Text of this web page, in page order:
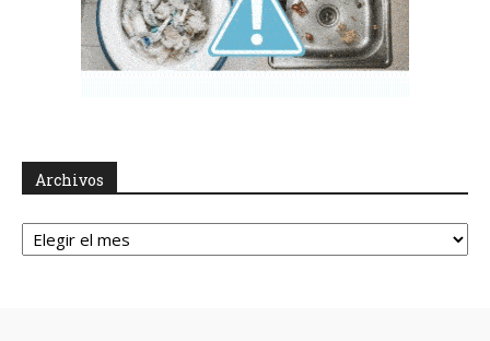
Archivos
Archivos